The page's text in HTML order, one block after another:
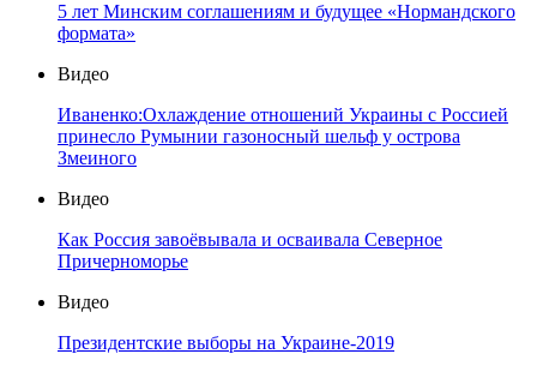
5 лет Минским соглашениям и будущее «Нормандского
формата»
Видео
Иваненко:Охлаждение отношений Украины с Россией
принесло Румынии газоносный шельф у острова
Змеиного
Видео
Как Россия завоёвывала и осваивала Северное
Причерноморье
Видео
Президентские выборы на Украине-2019